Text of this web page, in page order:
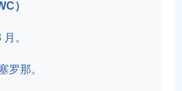
）
。
罗那。